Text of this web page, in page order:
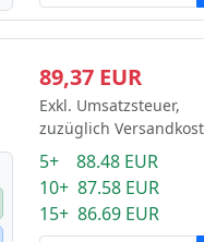
89,37 EUR
Exkl. Umsatzsteuer,
zuzüglich
5+ 88.48 EUR
10+ 87.58 EUR
15+ 86.69 EUR